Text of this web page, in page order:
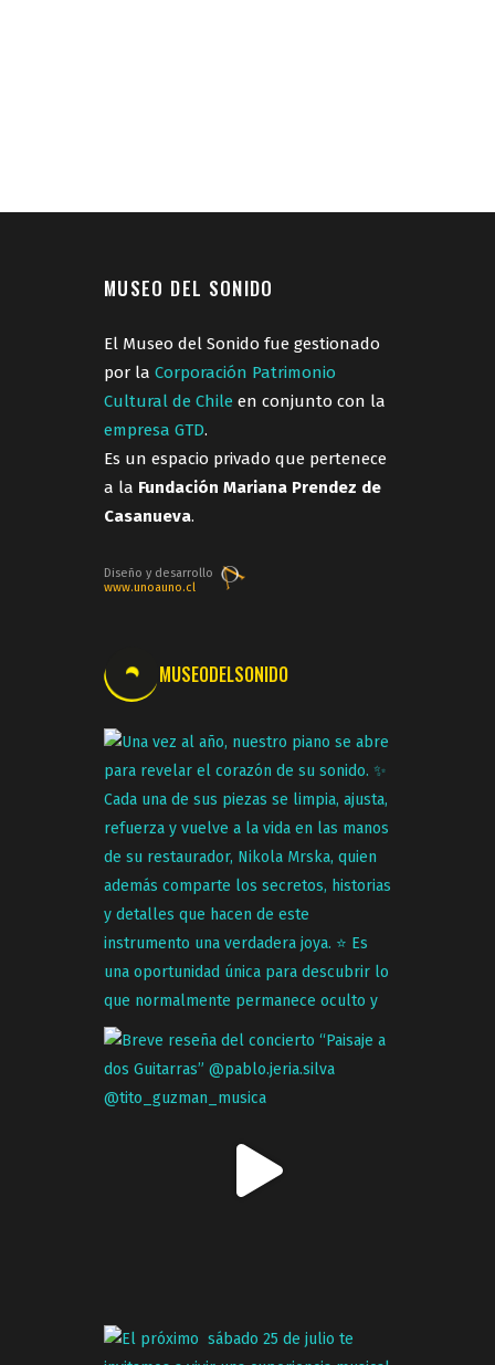
MUSEO DEL SONIDO
El Museo del Sonido fue gestionado
por la Corporación Patrimonio
Cultural de Chile en conjunto con la
empresa GTD.
Es un espacio privado que pertenece
a la Fundación Mariana Prendez de
Casanueva.
Diseño y desarrollo
www.unoauno.cl
MUSEODELSONIDO